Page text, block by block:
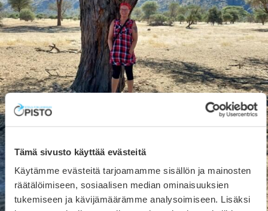
Tämä sivusto käyttää evästeitä
Käytämme evästeitä tarjoamamme sisällön ja mainosten
räätälöimiseen, sosiaalisen median ominaisuuksien
tukemiseen ja kävijämäärämme analysoimiseen. Lisäksi